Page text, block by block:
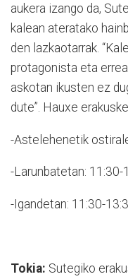
aukera izango da,
kalean ateratako
den lazkaotarrak.
protagonista eta
askotan ikusten ez
dute”. Hauxe
-Astelehenetik
-Larunbatetan:
-Igandetan: 11:30-
Tokia: Sutegiko